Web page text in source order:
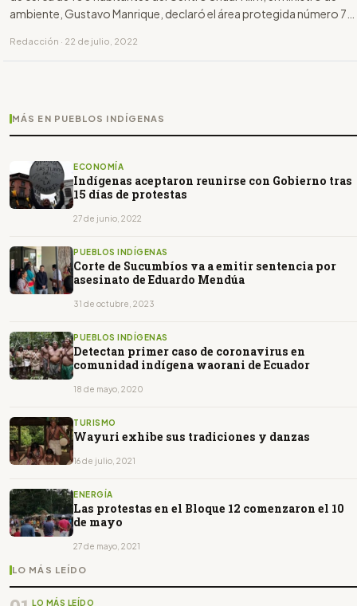
ambiente, Gustavo Manrique, declaró el área protegida número 71
Redacción · 22 de julio, 2022
MÁS EN PUEBLOS INDÍGENAS
ECONOMÍA
Indígenas aceptaron reunirse con Gobierno tras
15 días de protestas
27 de junio, 2022
PUEBLOS INDÍGENAS
Corte de Sucumbíos va a emitir sentencia por
asesinato de Eduardo Mendúa
31 de octubre, 2023
PUEBLOS INDÍGENAS
Detectan primer caso de coronavirus en
comunidad indígena waorani de Ecuador
18 de mayo, 2020
TURISMO
Wayuri exhibe sus tradiciones y danzas
16 de julio, 2021
ENERGÍA
Las protestas en el Bloque 12 comenzaron el 10
de mayo
27 de mayo, 2021
LO MÁS LEÍDO
LO MÁS LEÍDO